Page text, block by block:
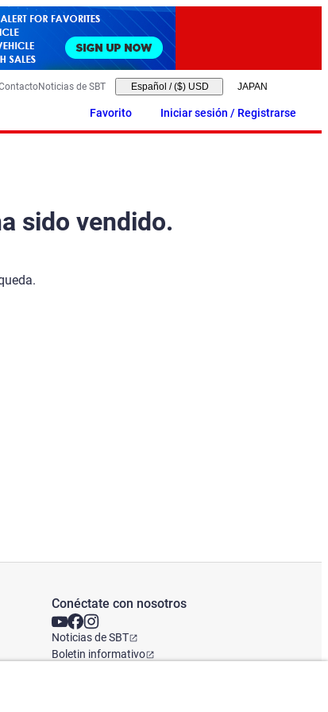
Noticias de SBT Español / ($) USD
Favorito Iniciar sesión / Registrarse
sido vendido.
Conéctate con nosotros
Noticias de SBT
Boletin informativo